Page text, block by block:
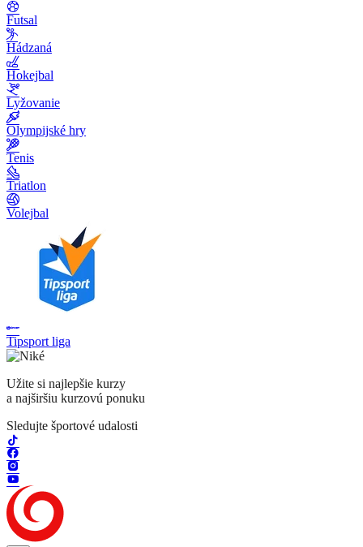
Futsal
Hádzaná
Hokejbal
Lyžovanie
Olympijské hry
Tenis
Triatlon
Volejbal
Tipsport liga
Užite si najlepšie kurzy
a najširšiu kurzovú ponuku
Sledujte športové udalosti